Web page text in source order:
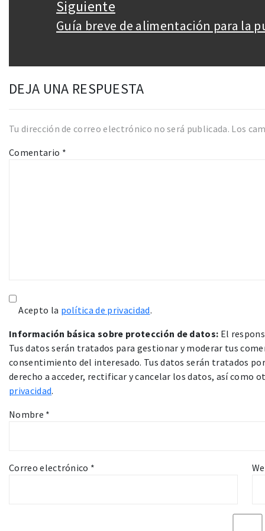
Siguiente
Entrada
Guía breve de alimentación para la
DEJA UNA RESPUESTA
Tu dirección de correo electrónico no será publicada. Los
Comentario *
Acepto la política de privacidad.
Información básica sobre protección de datos: El
Tus datos serán tratados para gestionar y moderar tus
consentimiento del interesado. Tus datos serán tratados
derecho a acceder, rectificar y cancelar los datos, así como
privacidad.
Nombre *
Correo electrónico *